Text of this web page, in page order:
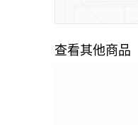
查看其他商品